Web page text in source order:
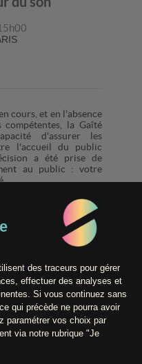
cours, et en l'absence
la Gaîté
d'assurer les
l'accueil du public
a été prise de
au public : votre
Sécurisé
vente